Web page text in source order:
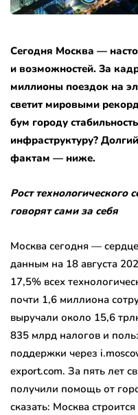
Сегодня Москва —
и возможностей. За
миллионы поездок на
светит мировыми
бум городу
инфраструктуру?
фактам — ниже.
Рост
говорят сами за себя
Москва сегодня —
данным на 18 августа
17,5% всех
почти 1,6 миллиона
выручали около 15,6
835 млрд налогов и
поддержки через
export.com. За пять лет
получили помощь от
сказать: Москва